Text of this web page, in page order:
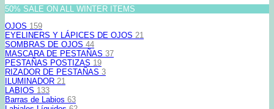
50% SALE ON ALL WINTER ITEMS
OJOS 159
EYELINERS Y LÁPICES DE OJOS 21
SOMBRAS DE OJOS 44
MASCARA DE PESTAÑAS 37
PESTAÑAS POSTIZAS 19
RIZADOR DE PESTAÑAS 3
ILUMINADOR 21
LABIOS 133
Barras de Labios 63